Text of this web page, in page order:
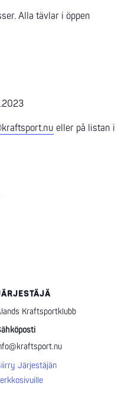
Alla tävlar i öppen
eller på listan i
Kraftsportklubb
Järjestäjän